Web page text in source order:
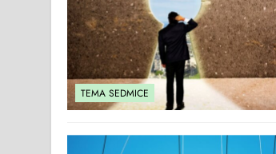
TEMA SEDMICE